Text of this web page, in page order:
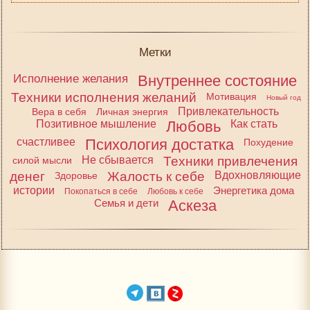
Метки
Исполнение желания
Внутреннее состояние
Техники исполнения желаний Мотивация Новый год
Вера в себя Личная энергия
Привлекательность
Позитивное мышление
Любовь
Как стать
счастливее
Психология достатка
Похудение
силой мысли
Не сбывается
Техники привлечения
денег
Здоровье Жалость к себе
Вдохновляющие
истории
Покопаться в себе Любовь к себе
Энергетика дома
Семья и дети
Аскеза